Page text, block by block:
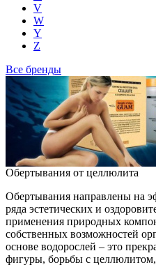
V
W
Y
Z
Все бренды
Обертывания от целлюлита
Обертывания направлены на
ряда эстетических и
применения природных
собственных возможностей
основе водорослей – это
фигуры, борьбы с